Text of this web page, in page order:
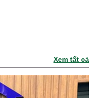
Xem tất cả